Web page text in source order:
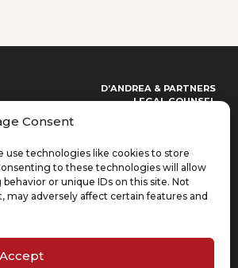
Consent
use technologies like cookies to store
to these technologies will allow
or unique IDs on this site. Not
adversely affect certain features and
Accept
D’ANDREA & PARTNERS
LEGAL COUNSEL
info@dandreapartners.com
CONTACT US - ITALIAN
(Required)